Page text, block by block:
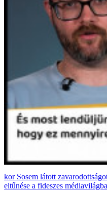
Sosem látott
eltűnése a fideszes